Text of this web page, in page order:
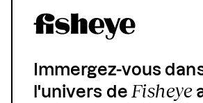
Immergez-vous
l'univers deFisheye